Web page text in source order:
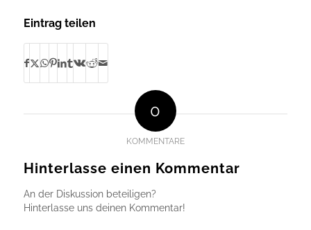
Eintrag teilen
0
KOMMENTARE
Hinterlasse einen Kommentar
An der Diskussion beteiligen?
Hinterlasse uns deinen Kommentar!